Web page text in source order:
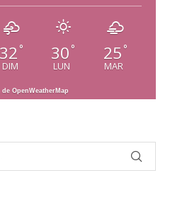
32 °
DIM
30 °
LUN
25 °
MAR
OpenWeatherMap